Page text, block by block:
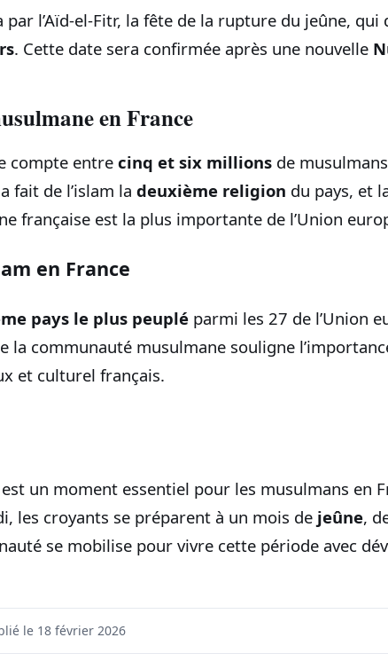
par l’Aïd-el-Fitr, la fête de la rupture du jeûne,
. Cette date sera confirmée après une nouvelle
en France
compte entre cinq et six millions de
fait de l’islam la deuxième religion du pays, et
française est la plus importante de l’Union
en France
pays le plus peuplé parmi les 27 de l’Union
la communauté musulmane souligne
et culturel français.
un moment essentiel pour les musulmans en
les croyants se préparent à un mois de jeûne,
se mobilise pour vivre cette période avec
le 18 février 2026